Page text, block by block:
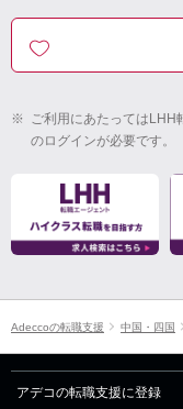
※ ご利用にあたってはLHH
のログインが必要です。
Adeccoの転職支援 中国・四国
アデコの転職支援に登録